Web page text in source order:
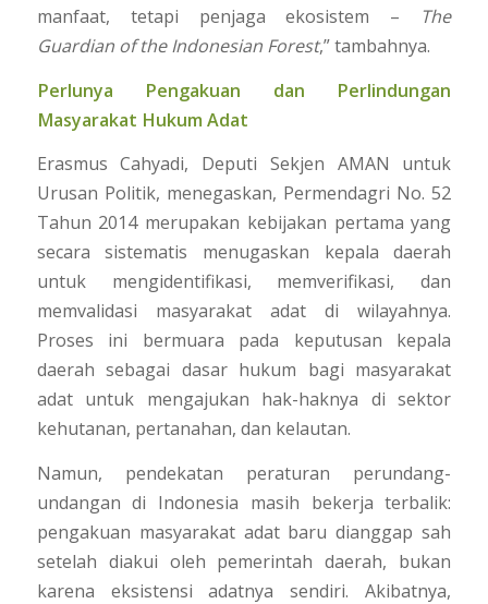
manfaat, tetapi penjaga ekosistem –
The
Guardian of the Indonesian Forest,” tambahnya.
Perlunya Pengakuan dan Perlindungan
Masyarakat Hukum Adat
Erasmus Cahyadi, Deputi Sekjen AMAN untuk
Urusan Politik, menegaskan, Permendagri No. 52
Tahun 2014 merupakan kebijakan pertama yang
secara sistematis menugaskan kepala daerah
untuk mengidentifikasi, memverifikasi, dan
memvalidasi masyarakat adat di wilayahnya.
Proses ini bermuara pada keputusan kepala
daerah sebagai dasar hukum bagi masyarakat
adat untuk mengajukan hak-haknya di sektor
kehutanan, pertanahan, dan kelautan.
Namun, pendekatan peraturan perundang-
undangan di Indonesia masih bekerja terbalik:
pengakuan masyarakat adat baru dianggap sah
setelah diakui oleh pemerintah daerah, bukan
karena eksistensi adatnya sendiri. Akibatnya,